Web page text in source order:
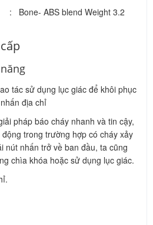
Bone- ABS blend Weight 3.2
tác sử dụng lục giác để khôi phục
địa chỉ
pháp báo cháy nhanh và tin cậy,
trong trường hợp có cháy xảy
nút nhấn trở về ban đầu, ta cũng
chìa khóa hoặc sử dụng lục giác.